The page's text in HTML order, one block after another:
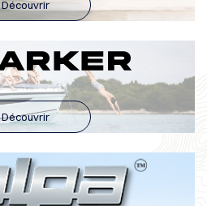
Découvrir
Découvrir